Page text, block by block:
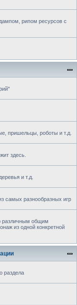
рипом ресурсов с
пришельцы, роботы и т.д.
здесь.
и т.д.
самых разнообразных игр
различным общим
из одной конкретной
раздела